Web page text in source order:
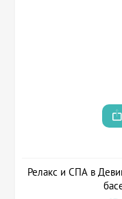
Релакс и СПА в